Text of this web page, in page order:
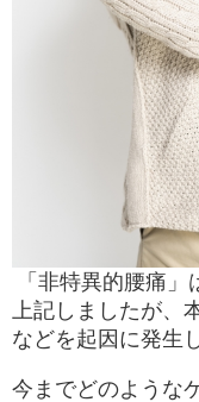
「非特異的腰痛
上記しましたが、
などを起因に発生
今までどのような